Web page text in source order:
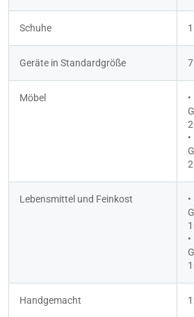
Schuhe
Geräte in Standardgröße
Möbel
Lebensmittel und Feinkost
Handgemacht